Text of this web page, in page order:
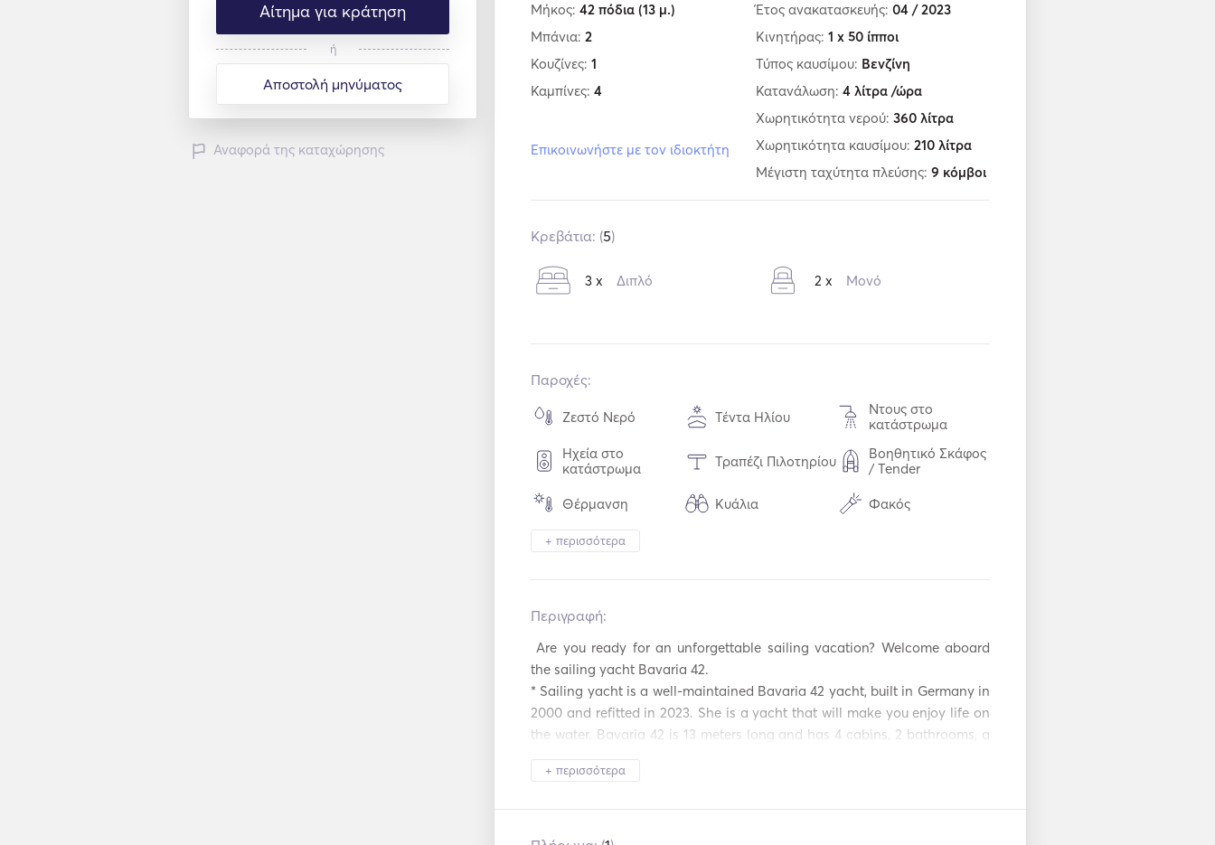
Αίτημα για κράτηση
ή
Αποστολή μηνύματος
Αναφορά της καταχώρησης
Μήκος: 42 πόδια (13 μ.)
Μπάνια: 2
Κουζίνες: 1
Καμπίνες: 4
Επικοινωνήστε με τον ιδιοκτήτη
Έτος ανακατασκευής: 04 / 2023
Κινητήρας: 1 x 50 ίπποι
Τύπος καυσίμου: Βενζίνη
Κατανάλωση: 4 λίτρα /ώρα
Χωρητικότητα νερού: 360 λίτρα
Χωρητικότητα καυσίμου: 210 λίτρα
Μέγιστη ταχύτητα πλεύσης: 9 κόμβοι
Κρεβάτια: (5)
3 x Διπλό 2 x Μονό
Παροχές:
Ζεστό Νερό Τέντα Ηλίου
Ντους στο
κατάστρωμα
Ηχεία στο
κατάστρωμα
Τραπέζι Πιλοτηρίου
Βοηθητικό Σκάφος
/ Tender
Θέρμανση Κυάλια Φακός
Ηλεκτρική
Τουαλέτα
WiFi
Mp3 Player / Radio
/ CD
Φουσκωτές
Κουλούρες
Καλάμια
Ψαρέματος
Αναπνευστήρες /
Μάσκες
Κανό / Καγιάκ
+ περισσότερα
Περιγραφή:
Are you ready for an unforgettable sailing vacation? Welcome aboard
the sailing yacht Bavaria 42.
* Sailing yacht is a well-maintained Bavaria 42 yacht, built in Germany in
2000 and refitted in 2023. She is a yacht that will make you enjoy life on
the water. Bavaria 42 is 13 meters long and has 4 cabins, 2 bathrooms, a
professional skipper. For a day trips, up to 9 passengers can be
+ περισσότερα